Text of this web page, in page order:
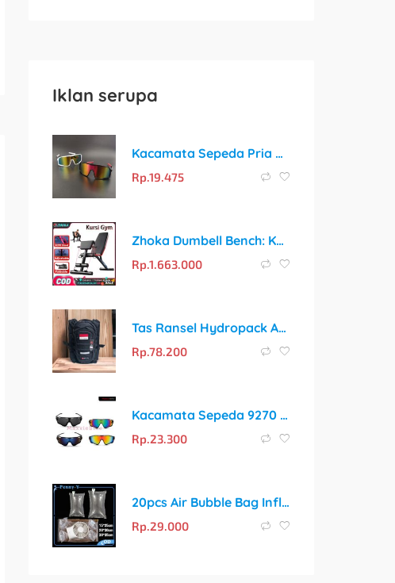
Iklan serupa
Kacamata Sepeda Pria & Wanita Hitam UV400 – Perlindungan Optimal untuk Aktivitas Outdoor
Rp.19.475
Zhoka Dumbell Bench: Kursi Gym Multifungsi untuk Latihan Lengkap di Rumah
Rp.1.663.000
Tas Ransel Hydropack Adventure Multifungsi untuk Aktivitas Outdoor
Rp.78.200
Kacamata Sepeda 9270 Lensa Anti Silau dengan 4 Pilihan Warna
Rp. 23.300
20pcs Air Bubble Bag Inflatable Buffer Bag 30*35cm Pelindung Pengiriman
Rp. 29.000